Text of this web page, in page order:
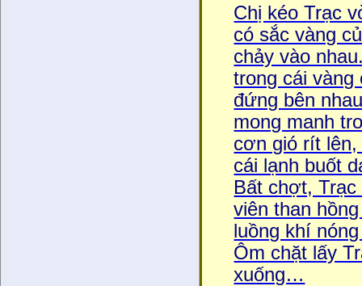
Chị kéo Trạc
có sắc vàng
chảy vào
trong cái vàng
đứng bên
mong manh
cơn gió rít
cái lạnh buốt
Bất chợt,
viên than
luồng khí
Ôm chặt lấy
xuống…